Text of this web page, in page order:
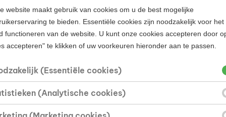
doorloopt meestal vijf vaste fasen. Iedere fase
het project.
het idee voor de ontwikkeling. Er wordt gekeken naar
marktvraag, financiële mogelijkheden en
website maakt gebruik van cookies om u de best mogelijke
te bieden. Essentiële cookies zijn noodzakelijk voor het
functioneren van de website. U kunt onze cookies accepteren door
accepteren" te klikken of uw voorkeuren hieronder aan te passen.
(Essentiële cookies)
(Analytische cookies)